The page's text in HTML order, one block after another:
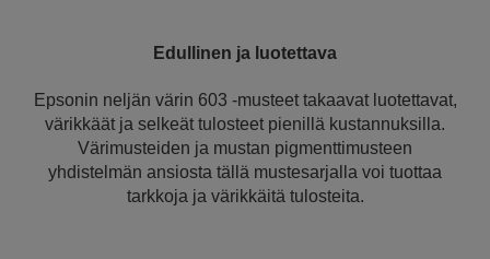
Edullinen ja luotettava
Epsonin neljän värin 603 -musteet takaavat luotettavat,
värikkäät ja selkeät tulosteet pienillä kustannuksilla.
Värimusteiden ja mustan pigmenttimusteen
yhdistelmän ansiosta tällä mustesarjalla voi tuottaa
tarkkoja ja värikkäitä tulosteita.